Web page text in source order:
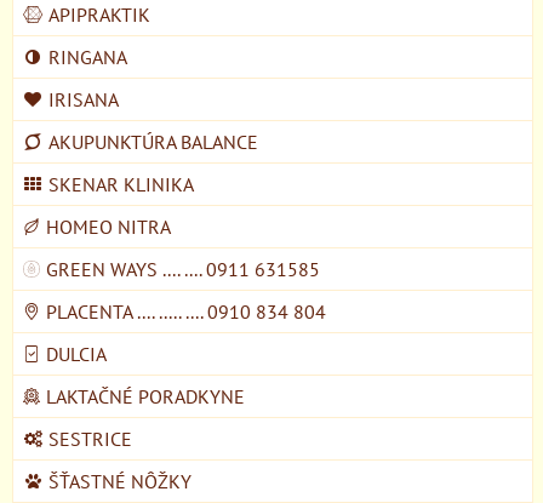
APIPRAKTIK
RINGANA
IRISANA
AKUPUNKTÚRA BALANCE
SKENAR KLINIKA
HOMEO NITRA
GREEN WAYS .... .... 0911 631585
PLACENTA .... ..... .... 0910 834 804
DULCIA
LAKTAČNÉ PORADKYNE
SESTRICE
ŠŤASTNÉ NÔŽKY